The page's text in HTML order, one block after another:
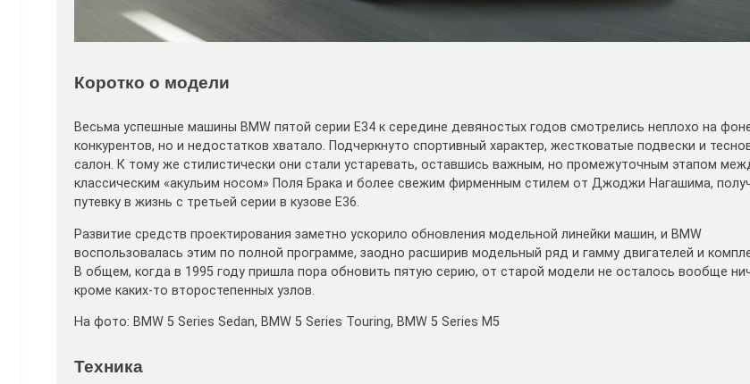
Коротко о модели
Весьма успешные машины BMW пятой серии E34 к середине девяностых годов смотрелись неплохо на
конкурентов, но и недостатков хватало. Подчеркнуто спортивный характер, жестковатые подвески и
салон. К тому же стилистически они стали устаревать, оставшись важным, но промежуточным этапом
классическим «акульим носом» Поля Брака и более свежим фирменным стилем от Джоджи Нагашима,
путевку в жизнь с третьей серии в кузове Е36.
Развитие средств проектирования заметно ускорило обновления модельной линейки машин, и BMW
воспользовалась этим по полной программе, заодно расширив модельный ряд и гамму двигателей и
В общем, когда в 1995 году пришла пора обновить пятую серию, от старой модели не осталось вообще
кроме каких-то второстепенных узлов.
На фото: BMW 5 Series Sedan, BMW 5 Series Touring, BMW 5 Series M5
Техника